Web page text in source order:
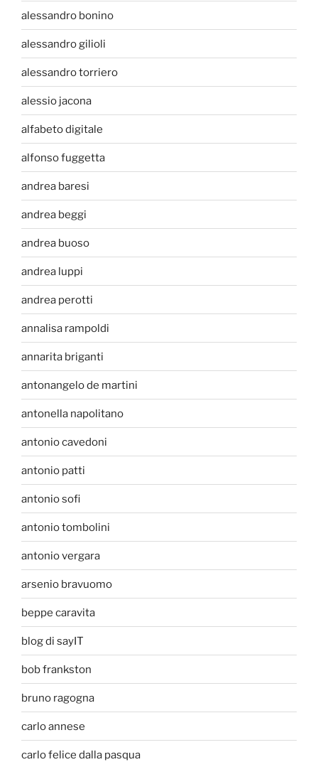
alessandro bonino
alessandro gilioli
alessandro torriero
alessio jacona
alfabeto digitale
alfonso fuggetta
andrea baresi
andrea beggi
andrea buoso
andrea luppi
andrea perotti
annalisa rampoldi
annarita briganti
antonangelo de martini
antonella napolitano
antonio cavedoni
antonio patti
antonio sofi
antonio tombolini
antonio vergara
arsenio bravuomo
beppe caravita
blog di sayIT
bob frankston
bruno ragogna
carlo annese
carlo felice dalla pasqua